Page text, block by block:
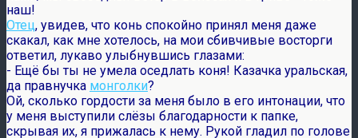
наш!
Отец, увидев, что конь спокойно принял меня даже
скакал, как мне хотелось, на мои сбивчивые восторги
ответил, лукаво улыбнувшись глазами:
- Ещё бы ты не умела оседлать коня! Казачка уральская,
да правнучка монголки?
Ой, сколько гордости за меня было в его интонации, что
у меня выступили слёзы благодарности к папке,
скрывая их, я прижалась к нему. Рукой гладил по голове